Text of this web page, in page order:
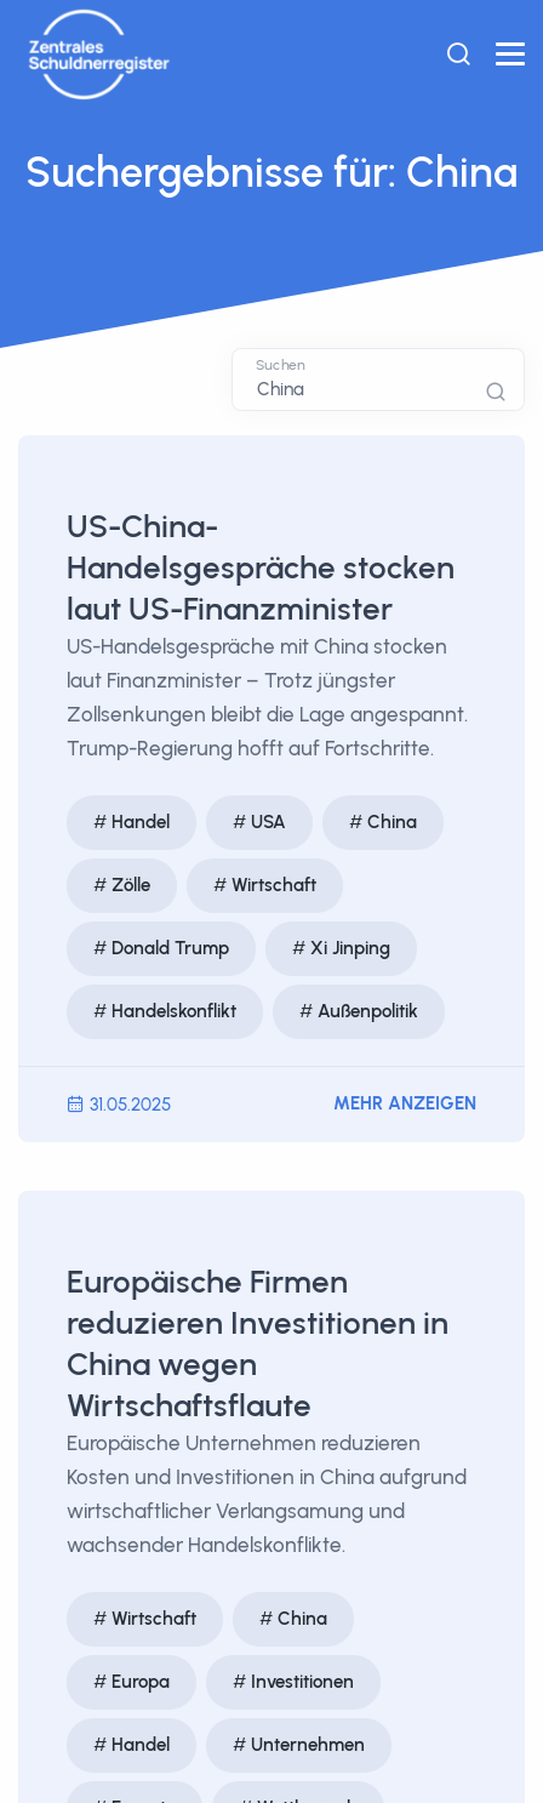
Suchergebnisse für: China
Suchen
US-China-
Handelsgespräche stocken
laut US-Finanzminister
US-Handelsgespräche mit China stocken
laut Finanzminister – Trotz jüngster
Zollsenkungen bleibt die Lage angespannt.
Trump-Regierung hofft auf Fortschritte.
Handel USA China
Zölle Wirtschaft
Donald Trump Xi Jinping
Handelskonflikt Außenpolitik
31.05.2025 MEHR ANZEIGEN
Europäische Firmen
reduzieren Investitionen in
China wegen
Wirtschaftsflaute
Europäische Unternehmen reduzieren
Kosten und Investitionen in China aufgrund
wirtschaftlicher Verlangsamung und
wachsender Handelskonflikte.
Wirtschaft China
Europa Investitionen
Handel Unternehmen